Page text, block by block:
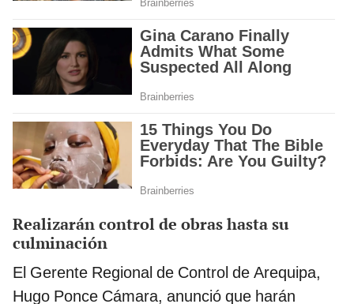
Realizarán control de obras hasta su
culminación
El Gerente Regional de Control de Arequipa,
Hugo Ponce Cámara, anunció que harán